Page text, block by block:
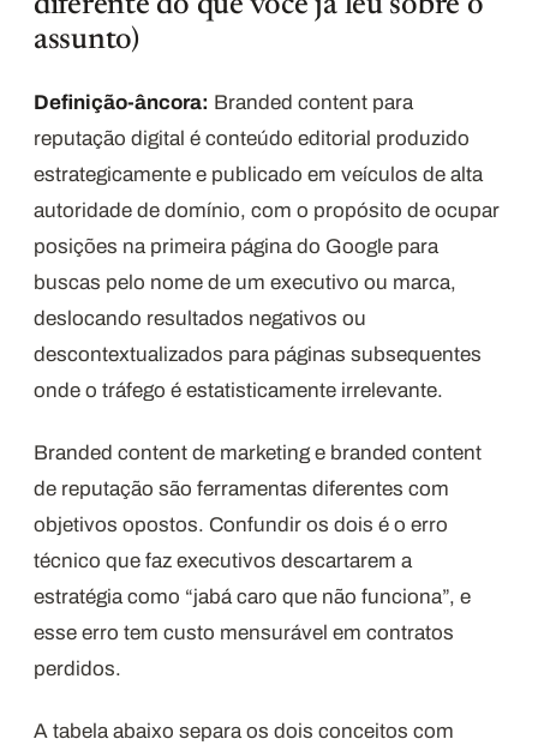
diferente do que você já leu sobre o
assunto)
Definição-âncora: Branded content para
reputação digital é conteúdo editorial produzido
estrategicamente e publicado em veículos de alta
autoridade de domínio, com o propósito de ocupar
posições na primeira página do Google para
buscas pelo nome de um executivo ou marca,
deslocando resultados negativos ou
descontextualizados para páginas subsequentes
onde o tráfego é estatisticamente irrelevante.
Branded content de marketing e branded content
de reputação são ferramentas diferentes com
objetivos opostos. Confundir os dois é o erro
técnico que faz executivos descartarem a
estratégia como “jabá caro que não funciona”, e
esse erro tem custo mensurável em contratos
perdidos.
A tabela abaixo separa os dois conceitos com